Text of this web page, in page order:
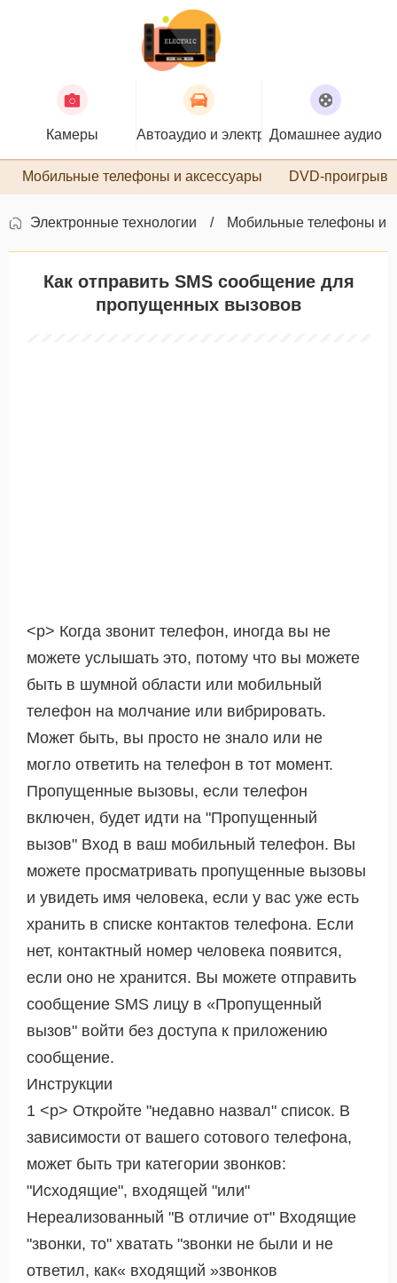
Камеры Автоаудио и электроникаДомашнее аудио
Мобильные телефоны и аксессуары DVD-
Электронные технологии Мобильные телефоны и
Как отправить SMS сообщение для
пропущенных вызовов
<р> Когда звонит телефон, иногда вы не
можете услышать это, потому что вы можете
быть в шумной области или мобильный
телефон на молчание или вибрировать.
Может быть, вы просто не знало или не
могло ответить на телефон в тот момент.
Пропущенные вызовы, если телефон
включен, будет идти на "Пропущенный
вызов" Вход в ваш мобильный телефон. Вы
можете просматривать пропущенные вызовы
и увидеть имя человека, если у вас уже есть
хранить в списке контактов телефона. Если
нет, контактный номер человека появится,
если оно не хранится. Вы можете отправить
сообщение SMS лицу в «Пропущенный
вызов" войти без доступа к приложению
сообщение.
Инструкции
1 <р> Откройте "недавно назвал" список. В
зависимости от вашего сотового телефона,
может быть три категории звонков:
"Исходящие", входящей "или"
Нереализованный "В отличие от" Входящие
"звонки, то" хватать "звонки не были и не
ответил, как« входящий »звонков